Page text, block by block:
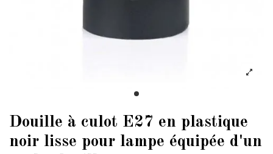
Douille à culot E27 en plastique
noir lisse pour lampe équipée d'un